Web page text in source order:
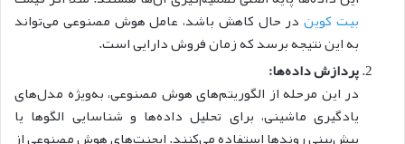
بیت کویندر حال کاهش باشد، عامل هوش مصنوعی می‌تواند
به این نتیجه برسد که زمان فروش دارایی است.
پردازش داده‌ها:
در این مرحله از الگوریتم‌های هوش مصنوعی، به‌ویژه مدل‌های
یادگیری ماشینی، برای تحلیل داده‌ها و شناسایی الگوها یا